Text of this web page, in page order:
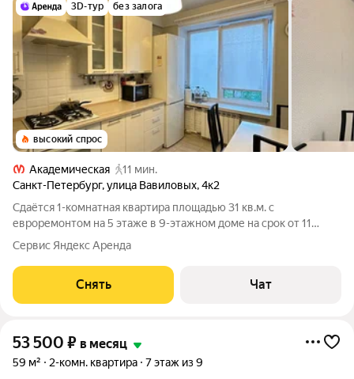
3D-тур без залога
высокий спрос
Академическая
11 мин.
Санкт-Петербург,улица Вавиловых,4к2
Сдаётся 1-комнатная квартира площадью 31 кв.м. с
евроремонтом на 5 этаже в 9-этажном доме на срок от 11
месяцев. Из техники есть: Телевизор Духовой шкаф
Стиральная машина Холодильник Микроволновка Дом -
панельный, окна выходят во двор. В
Сервис Яндекс Аренда
Снять Чат
53 500 ₽ в месяц
59 м² 2-комн. квартира 7 этаж из 9